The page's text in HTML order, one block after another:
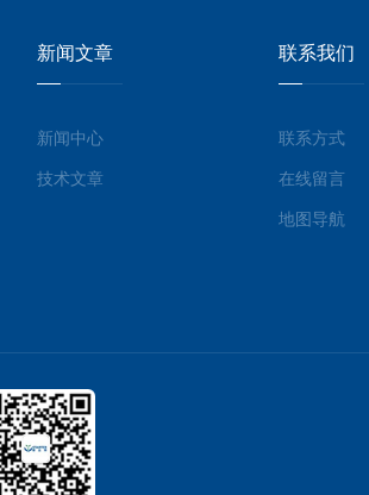
新闻文章
新闻中心
技术文章
联系我们
联系方式
在线留言
地图导航